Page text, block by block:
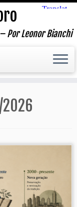
Por Leonor Bianchi